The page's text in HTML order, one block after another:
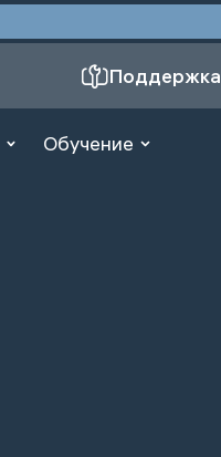
Поддержка
Обучение